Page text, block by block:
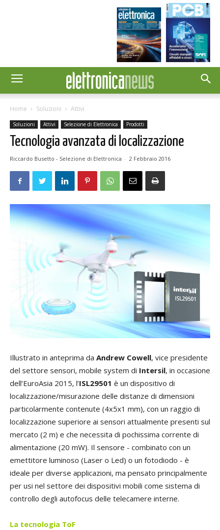
Home Soluzioni Attivi
Soluzioni Attivi Selezione di Elettronica Prodotti
Tecnologia avanzata di localizzazione
Riccardo Busetto - Selezione di Elettronica - 2 Febbraio 2016
Illustrato in anteprima da Andrew Cowell, vice presidente
del settore sensori, mobile system di Intersil, in occasione
dell’EuroAsia 2015, l’ISL29501 è un dispositivo di
localizzazione/misurazione delle distanze di dimensioni
particolarmente contenute (4x5x1 mm), con un raggio di
localizzazione superiore ai sensori attualmente presenti sul
mercato (2 m) e che necessita di pochissima corrente di
alimentazione (20 mW). Il sensore - combinato con un
emettitore luminoso (Laser o Led) o un fotodiodo - è
ideale per diverse applicazioni, ma pensato principalmente
per usi nel settore dei dispositivi mobili come sistema di
controllo degli autofocus delle telecamere interne.
La tecnologia ToF